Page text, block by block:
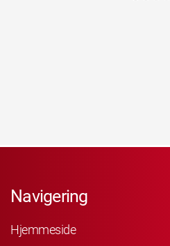
Navigering
Hjemmeside